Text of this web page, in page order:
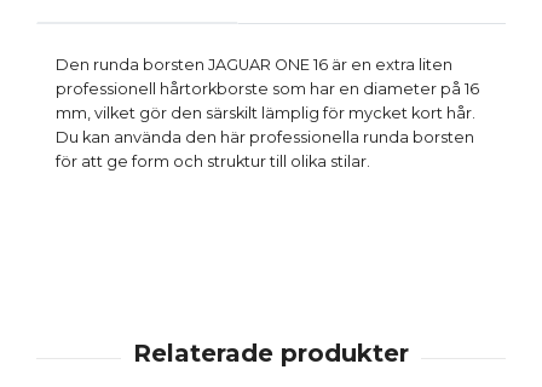
Den runda borsten JAGUAR ONE 16 är en extra liten
professionell hårtorkborste som har en diameter på 16
mm, vilket gör den särskilt lämplig för mycket kort hår.
Du kan använda den här professionella runda borsten
för att ge form och struktur till olika stilar.